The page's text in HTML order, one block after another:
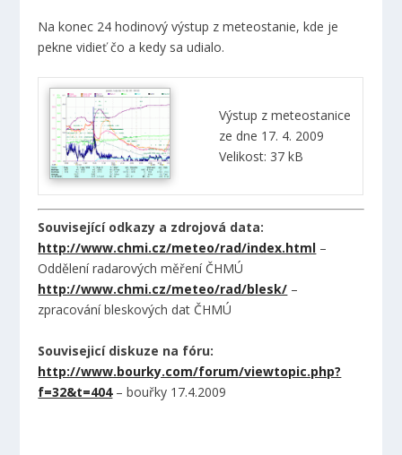
Na konec 24 hodinový výstup z meteostanie, kde je
pekne vidieť čo a kedy sa udialo.
Výstup z meteostanice
ze dne 17. 4. 2009
Velikost: 37 kB
Související odkazy a zdrojová data:
http://www.chmi.cz/meteo/rad/index.html –
Oddělení radarových měření ČHMÚ
http://www.chmi.cz/meteo/rad/blesk/ –
zpracování bleskových dat ČHMÚ
Souvisejicí diskuze na fóru:
http://www.bourky.com/forum/viewtopic.php?
f=32&t=404– bouřky 17.4.2009